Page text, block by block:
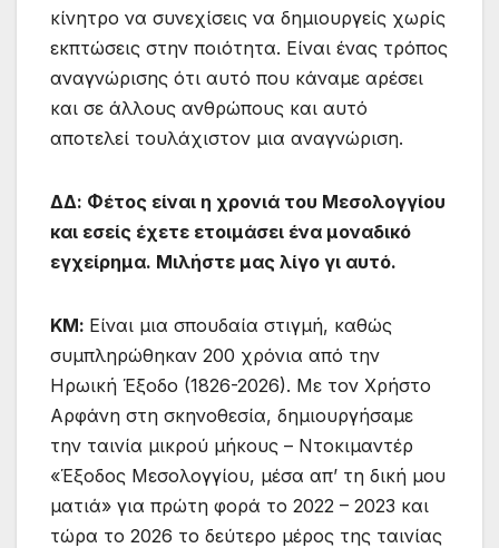
κίνητρο να συνεχίσεις να δημιουργείς χωρίς
εκπτώσεις στην ποιότητα. Είναι ένας τρόπος
αναγνώρισης ότι αυτό που κάναμε αρέσει
και σε άλλους ανθρώπους και αυτό
αποτελεί τουλάχιστον μια αναγνώριση.
ΔΔ: Φέτος είναι η χρονιά του Μεσολογγίου
και εσείς έχετε ετοιμάσει ένα μοναδικό
εγχείρημα. Μιλήστε μας λίγο γι αυτό.
ΚΜ: Είναι μια σπουδαία στιγμή, καθώς
συμπληρώθηκαν 200 χρόνια από την
Ηρωική Έξοδο (1826-2026). Με τον Χρήστο
Αρφάνη στη σκηνοθεσία, δημιουργήσαμε
την ταινία μικρού μήκους – Ντοκιμαντέρ
«Έξοδος Μεσολογγίου, μέσα απ’ τη δική μου
ματιά» για πρώτη φορά το 2022 – 2023 και
τώρα το 2026 το δεύτερο μέρος της ταινίας